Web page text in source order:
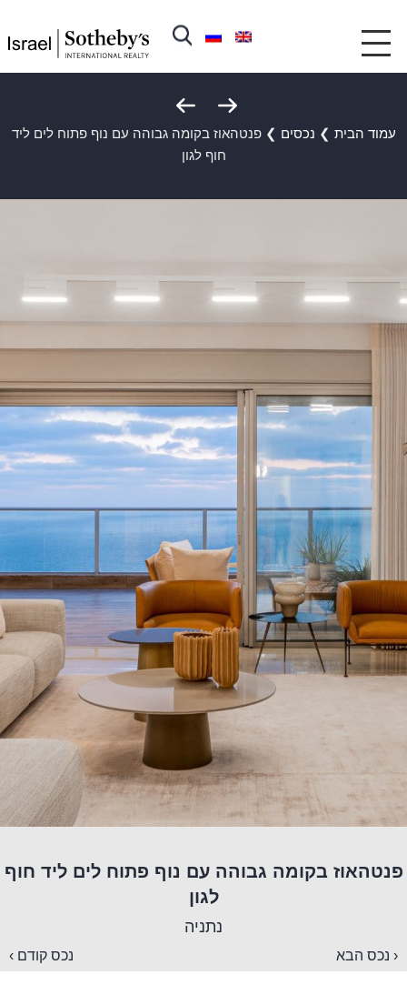
עמוד הבית ❯ נכסים ❯ פנטהאוז בקומה גבוהה עם נוף פתוח לים ליד
חוף לגון
פנטהאוז בקומה גבוהה עם נוף פתוח לים ליד חוף
לגון
נתניה
‹ נכס הבא נכס קודם ›